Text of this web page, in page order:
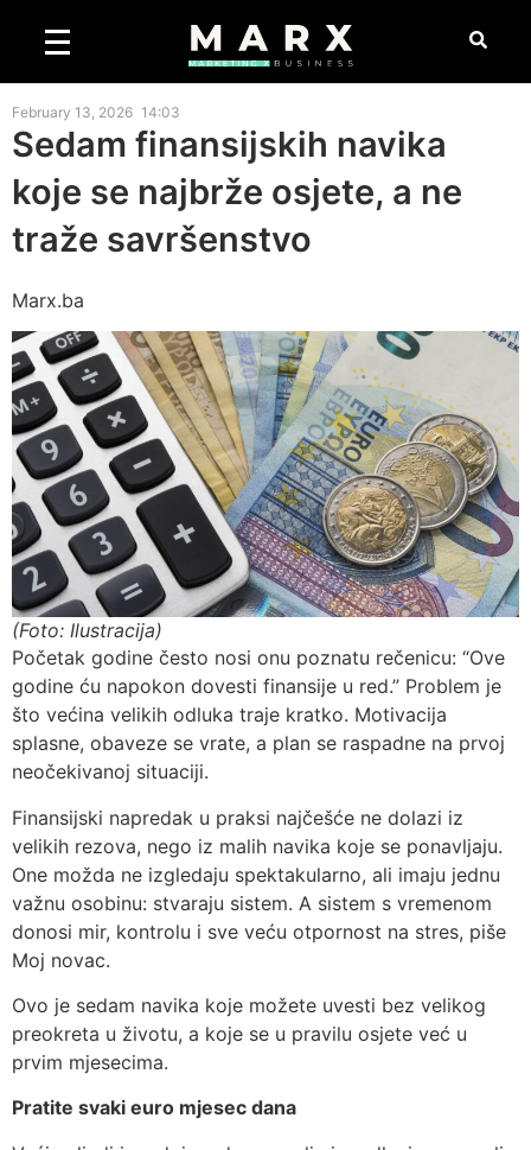
February 13, 2026 14:03
Sedam finansijskih navika
koje se najbrže osjete, a ne
traže savršenstvo
Marx.ba
(Foto: Ilustracija)
Početak godine često nosi onu poznatu rečenicu: “Ove
godine ću napokon dovesti finansije u red.” Problem je
što većina velikih odluka traje kratko. Motivacija
splasne, obaveze se vrate, a plan se raspadne na prvoj
neočekivanoj situaciji.
Finansijski napredak u praksi najčešće ne dolazi iz
velikih rezova, nego iz malih navika koje se ponavljaju.
One možda ne izgledaju spektakularno, ali imaju jednu
važnu osobinu: stvaraju sistem. A sistem s vremenom
donosi mir, kontrolu i sve veću otpornost na stres, piše
Moj novac.
Ovo je sedam navika koje možete uvesti bez velikog
preokreta u životu, a koje se u pravilu osjete već u
prvim mjesecima.
Pratite svaki euro mjesec dana